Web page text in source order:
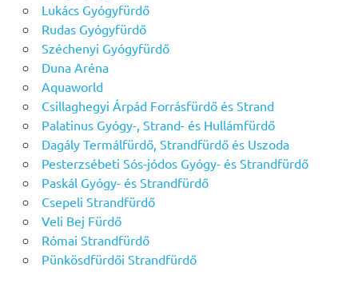
Lukács Gyógyfürdő
Rudas Gyógyfürdő
Széchenyi Gyógyfürdő
Duna Aréna
Aquaworld
Csillaghegyi Árpád Forrásfürdő és Strand
Palatinus Gyógy-, Strand- és Hullámfürdő
Dagály Termálfürdő, Strandfürdő és Uszoda
Pesterzsébeti Sós-jódos Gyógy- és Strandfürdő
Paskál Gyógy- és Strandfürdő
Csepeli Strandfürdő
Veli Bej Fürdő
Római Strandfürdő
Pünkösdfürdői Strandfürdő